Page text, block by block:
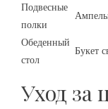
Подвесные
полки
Обеденный
стол
Букет
Уход за